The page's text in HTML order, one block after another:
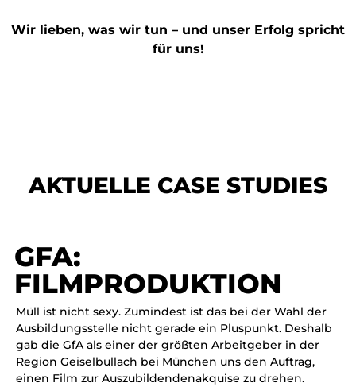
Wir lieben, was wir tun – und unser Erfolg spricht
für uns!
AKTUELLE CASE STUDIES
GFA:
FILMPRODUKTION
Müll ist nicht sexy. Zumindest ist das bei der Wahl der
Ausbildungsstelle nicht gerade ein Pluspunkt. Deshalb
gab die GfA als einer der größten Arbeitgeber in der
Region Geiselbullach bei München uns den Auftrag,
einen Film zur Auszubildendenakquise zu drehen.